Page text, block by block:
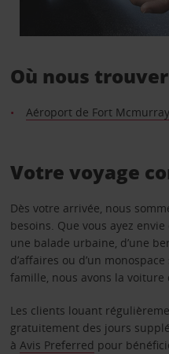
Où nous trouver
Aéroport de Fort Mcmurray
Votre voyage
Dès votre arrivée, nous
besoins. Que vous ayez
une balade urbaine, d’une
d’affaires ou d’un
famille, nous avons la voiture
Les clients louant
gratuitement des jours
à Avis Preferred pour